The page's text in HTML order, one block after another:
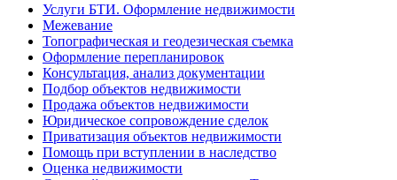
Услуги БТИ. Оформление недвижимости
Межевание
Топографическая и геодезическая съемка
Оформление перепланировок
Консультация, анализ документации
Подбор объектов недвижимости
Продажа объектов недвижимости
Юридическое сопровождение сделок
Приватизация объектов недвижимости
Помощь при вступлении в наследство
Оценка недвижимости